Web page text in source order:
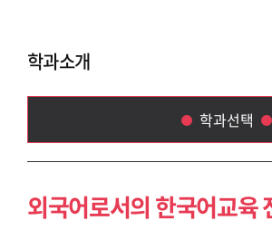
학과소개
학과선택
외국어로서의 한국어
외국어로서의 한국어교육